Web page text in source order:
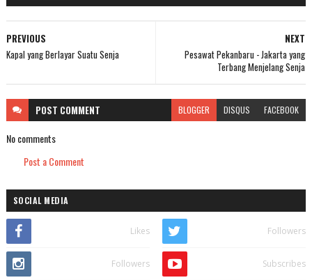
NEXT
Pesawat Pekanbaru - Jakarta yang
Terbang Menjelang Senja
PREVIOUS
Kapal yang Berlayar Suatu Senja
POST COMMENT BLOGGER DISQUS FACEBOOK
No comments
Post a Comment
SOCIAL MEDIA
Likes Followers
Followers Subscribes